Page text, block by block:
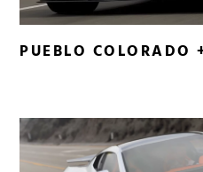
PUEBLO COLORADO